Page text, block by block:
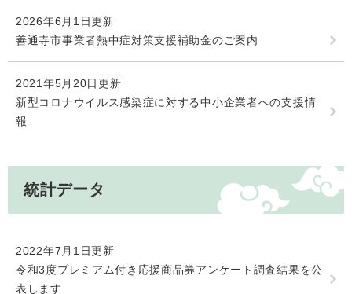
2026年6月1日更新
善通寺市事業者熱中症対策支援補助金のご案内
2021年5月20日更新
新型コロナウイルス感染症に対する中小企業者への支援情
報
統計データ
2022年7月1日更新
令和3度プレミアム付き応援商品券アンケート調査結果を公
表します